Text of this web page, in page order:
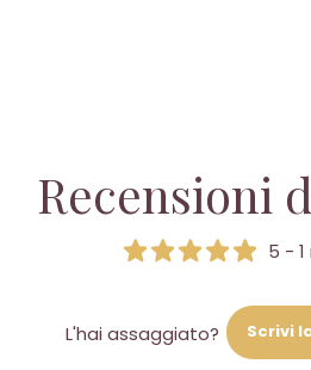
Recensioni
5 -
L'hai assaggiato? Scrivi